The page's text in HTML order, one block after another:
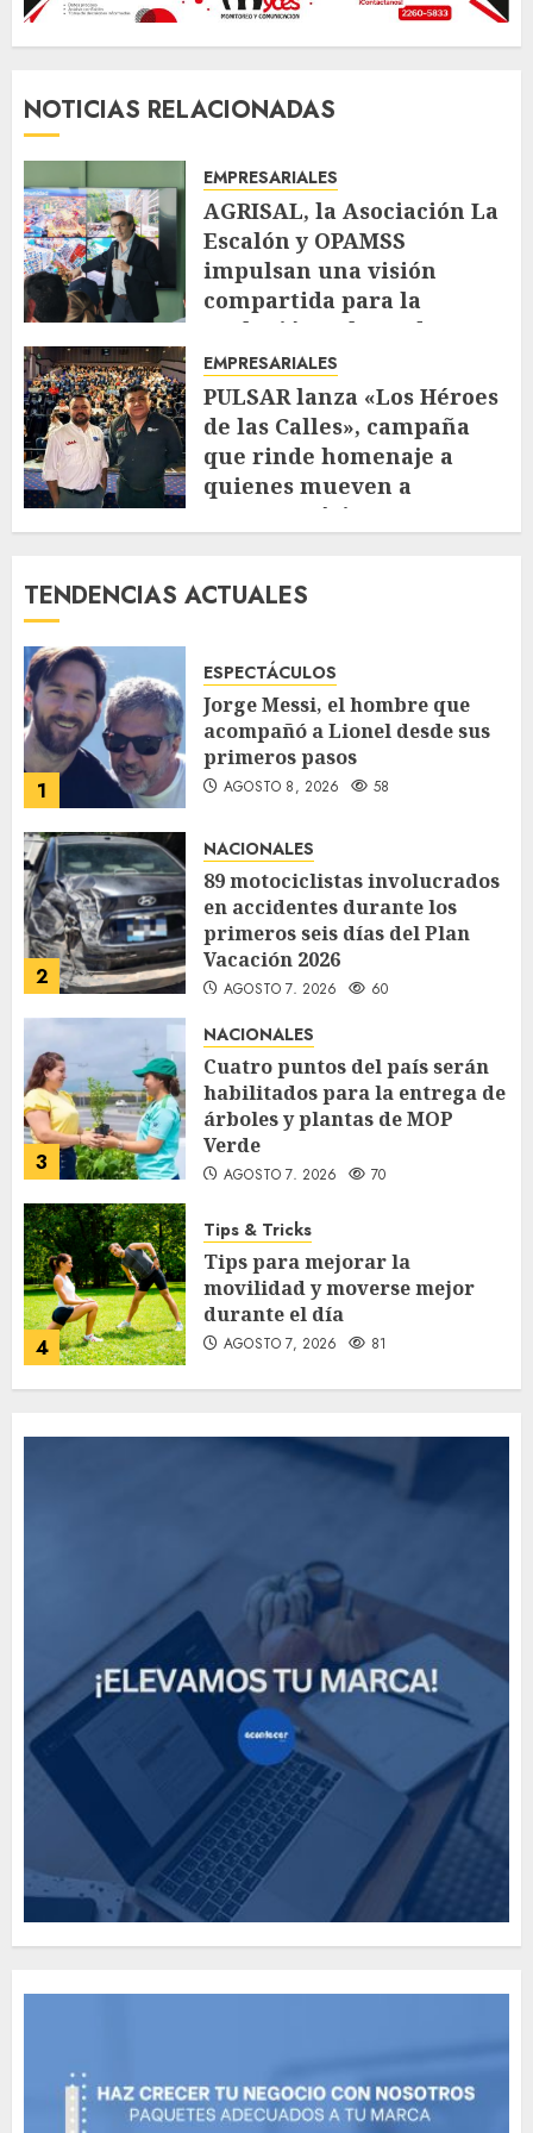
NOTICIAS RELACIONADAS
EMPRESARIALES
AGRISAL, la Asociación La
Escalón y OPAMSS
impulsan una visión
compartida para la
evolución urbana de La
Escalón
JULIO 30, 2026 107
EMPRESARIALES
PULSAR lanza «Los Héroes
de las Calles», campaña
que rinde homenaje a
quienes mueven a
Centroamérica
TENDENCIAS ACTUALES
1
ESPECTÁCULOS
Jorge Messi, el hombre que
acompañó a Lionel desde sus
primeros pasos
AGOSTO 8, 2026 58
2
NACIONALES
89 motociclistas involucrados
en accidentes durante los
primeros seis días del Plan
Vacación 2026
AGOSTO 7, 2026 60
3
NACIONALES
Cuatro puntos del país serán
habilitados para la entrega de
árboles y plantas de MOP
Verde
AGOSTO 7, 2026 70
4
Tips & Tricks
Tips para mejorar la
movilidad y moverse mejor
durante el día
AGOSTO 7, 2026 81
How Many of These Italian
MAYO 14, 2024 812
Need to Know About the